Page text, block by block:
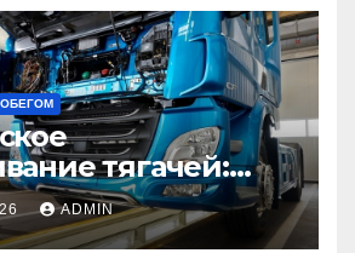
тягачей:
этапы, советы и
ADMIN